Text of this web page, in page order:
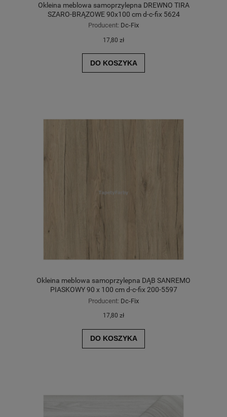
Okleina meblowa samoprzylepna DREWNO TIRA
SZARO-BRĄZOWE 90x100 cm d-c-fix 5624
Producent: Dc-Fix
17,80 zł
DO KOSZYKA
Okleina meblowa samoprzylepna DĄB SANREMO
PIASKOWY 90 x 100 cm d-c-fix 200-5597
Producent: Dc-Fix
17,80 zł
DO KOSZYKA